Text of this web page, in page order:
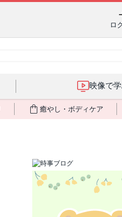
ロ
映像で
癒やし・ボディケア